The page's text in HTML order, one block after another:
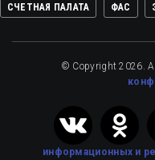
СЧЕТНАЯ ПАЛАТА ФАС
© Copyright 2026.
информационных и